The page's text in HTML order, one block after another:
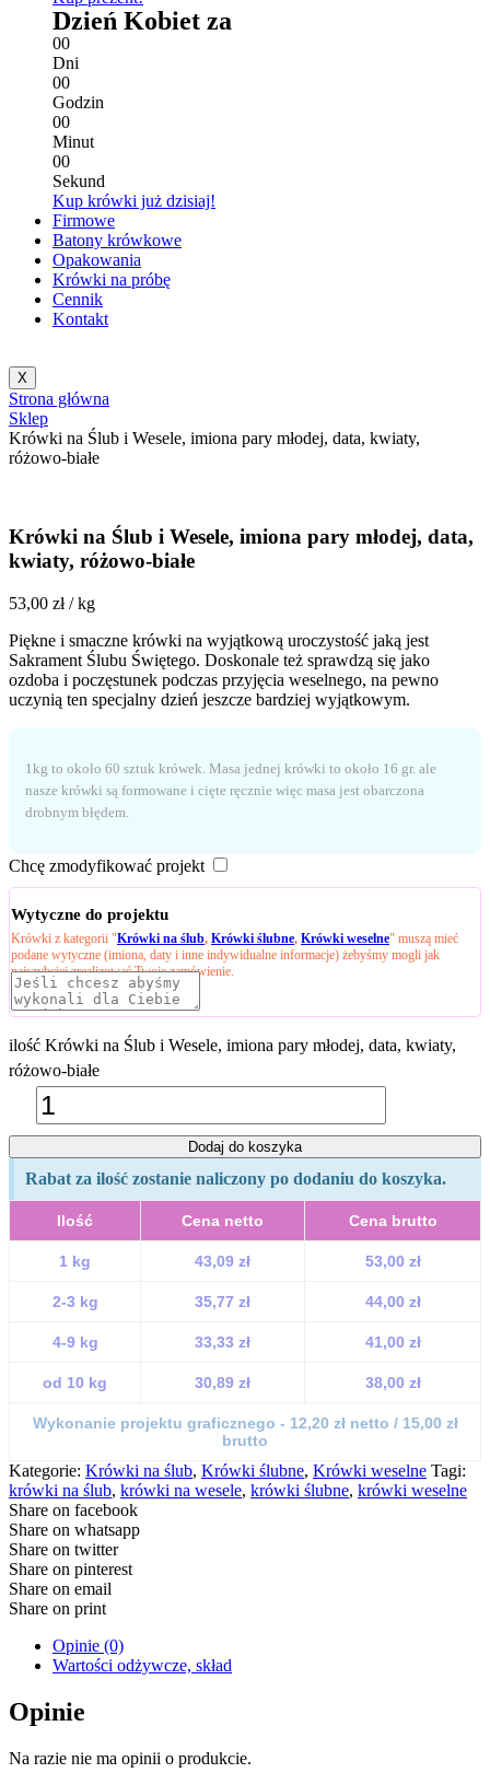
Dzień Kobiet za
00
Dni
00
Godzin
00
Minut
00
Sekund
Kup krówki już dzisiaj!
Firmowe
Batony krówkowe
Opakowania
Krówki na próbę
Cennik
Kontakt
X
Strona główna
Sklep
Krówki na Ślub i Wesele, imiona pary młodej, data, kwiaty,
różowo-białe
Krówki na Ślub i Wesele, imiona pary młodej, data,
kwiaty, różowo-białe
53,00 zł / kg
Piękne i smaczne krówki na wyjątkową uroczystość jaką jest
Sakrament Ślubu Świętego. Doskonale też sprawdzą się jako
ozdoba i poczęstunek podczas przyjęcia weselnego, na pewno
uczynią ten specjalny dzień jeszcze bardziej wyjątkowym.
1kg to około 60 sztuk krówek. Masa jednej krówki to około 16 gr. ale
nasze krówki są formowane i cięte ręcznie więc masa jest obarczona
drobnym błędem.
Chcę zmodyfikować projekt
Wytyczne do projektu
Krówki z kategorii "Krówki na ślub, Krówki ślubne, Krówki weselne" muszą mieć
podane wytyczne (imiona, daty i inne indywidualne informacje) żebyśmy mogli jak
najszybciej zrealizować Twoje zamówienie.
ilość Krówki na Ślub i Wesele, imiona pary młodej, data, kwiaty,
różowo-białe
Dodaj do koszyka
Rabat za ilość zostanie naliczony po dodaniu do koszyka.
Ilość Cena netto Cena brutto
1 kg 43,09 zł 53,00 zł
2-3 kg 35,77 zł 44,00 zł
4-9 kg 33,33 zł 41,00 zł
od 10 kg 30,89 zł 38,00 zł
Wykonanie projektu graficznego - 12,20 zł netto / 15,00 zł
brutto
Kategorie: Krówki na ślub, Krówki ślubne, Krówki weselne Tagi:
krówki na ślub, krówki na wesele, krówki ślubne, krówki weselne
Share on facebook
Share on whatsapp
Share on twitter
Share on pinterest
Share on email
Share on print
Opinie (0)
Wartości odżywcze, skład
Opinie
Na razie nie ma opinii o produkcie.